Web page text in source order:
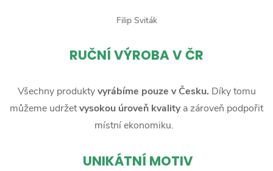
Filip Sviták
RUČNÍ VÝROBA V ČR
Všechny produktyvyrábíme pouze v Česku. Díky tomu
můžeme udržetvysokou úroveň kvalitya zároveň podpořit
místní ekonomiku.
UNIKÁTNÍ MOTIV